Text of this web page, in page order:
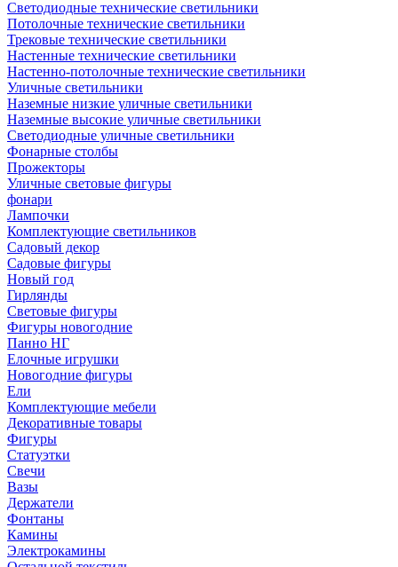
Светодиодные технические светильники
Потолочные технические светильники
Трековые технические светильники
Настенные технические светильники
Настенно-потолочные технические светильники
Уличные светильники
Наземные низкие уличные светильники
Наземные высокие уличные светильники
Светодиодные уличные светильники
Фонарные столбы
Прожекторы
Уличные световые фигуры
фонари
Лампочки
Комплектующие светильников
Садовый декор
Садовые фигуры
Новый год
Гирлянды
Световые фигуры
Фигуры новогодние
Панно НГ
Елочные игрушки
Новогодние фигуры
Ели
Комплектующие мебели
Декоративные товары
Фигуры
Статуэтки
Свечи
Вазы
Держатели
Фонтаны
Камины
Электрокамины